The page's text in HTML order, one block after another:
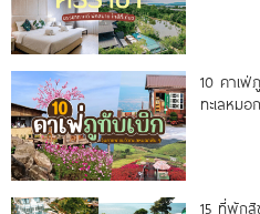
10 คาเฟ่
ทะเลหม
15 ที่พัก